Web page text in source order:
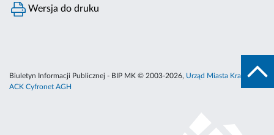
Wersja do druku
Biuletyn Informacji Publicznej - BIP MK © 2003-2026, Urząd Miasta Krakowa
ACK Cyfronet AGH